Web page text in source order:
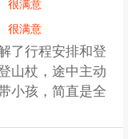
出团日期：2022-12-08
很满意